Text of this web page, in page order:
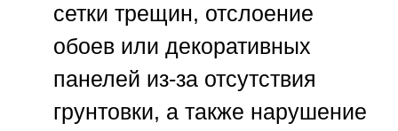
сетки трещин, отслоение
обоев или декоративных
панелей из-за отсутствия
грунтовки, а также нарушение